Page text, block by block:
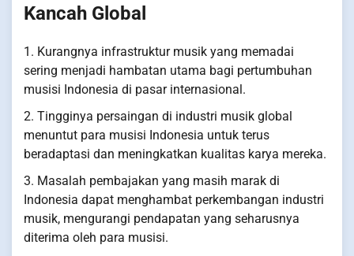
Kancah Global
1. Kurangnya infrastruktur musik yang memadai
sering menjadi hambatan utama bagi pertumbuhan
musisi Indonesia di pasar internasional.
2. Tingginya persaingan di industri musik global
menuntut para musisi Indonesia untuk terus
beradaptasi dan meningkatkan kualitas karya mereka.
3. Masalah pembajakan yang masih marak di
Indonesia dapat menghambat perkembangan industri
musik, mengurangi pendapatan yang seharusnya
diterima oleh para musisi.